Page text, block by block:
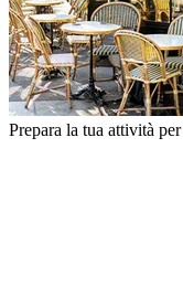
Prepara la tua attività